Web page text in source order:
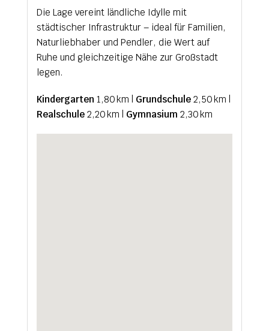
Die Lage vereint ländliche Idylle mit
städtischer Infrastruktur – ideal für Familien,
Naturliebhaber und Pendler, die Wert auf
Ruhe und gleichzeitige Nähe zur Großstadt
legen.
Kindergarten 1,80 km | Grundschule 2,50 km |
Realschule 2,20 km | Gymnasium 2,30 km